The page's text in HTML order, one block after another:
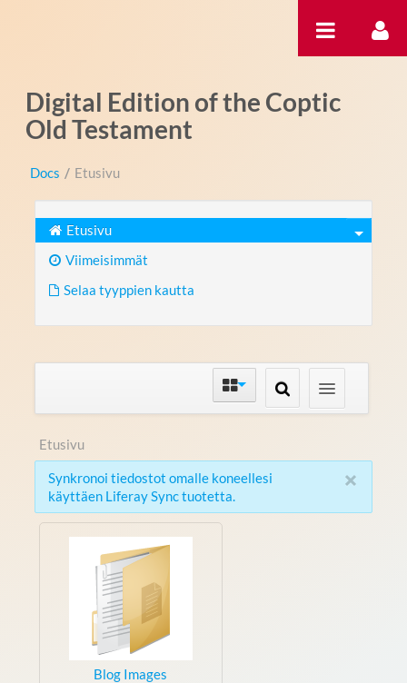
Digital Edition of the Coptic
Old Testament
Docs / Etusivu
Etusivu
Viimeisimmät
Selaa tyyppien kautta
Etusivu
×
Synkronoi tiedostot omalle koneellesi
käyttäen Liferay Sync tuotetta.
Blog Images